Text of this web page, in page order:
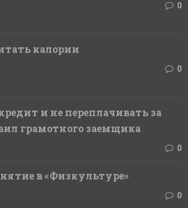
0
калории
0
и не переплачивать за
грамотного заемщика
0
в «Физкультуре»
0